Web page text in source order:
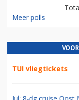
Meer polls
TUI vliegtickets